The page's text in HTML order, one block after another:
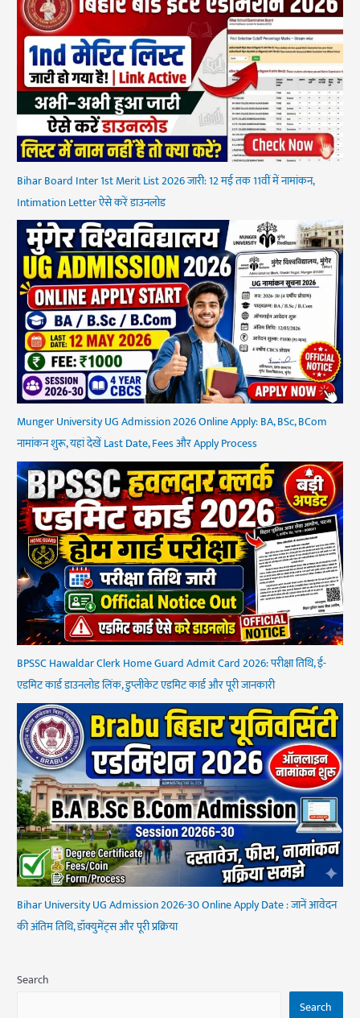
Bihar Board Inter 1st Merit List 2026 जारी: 12 मई तक 11वीं में नामांकन,
Intimation Letter ऐसे करें डाउनलोड
Munger University UG Admission 2026 Online Apply: BA, BSc, BCom
नामांकन शुरू, यहां देखें Last Date, Fees और Apply Process
BPSSC Hawaldar Clerk Home Guard Admit Card 2026: परीक्षा तिथि, ई-
एडमिट कार्ड डाउनलोड लिंक, डुप्लीकेट एडमिट कार्ड और पूरी जानकारी
Bihar University UG Admission 2026-30 Online Apply Date : जानें आवेदन
की अंतिम तिथि, डॉक्युमेंट्स और पूरी प्रक्रिया
Search
Search